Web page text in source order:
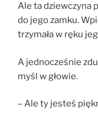
Ale ta dziewczyna
do jego zamku.
trzymała w ręku
A jednocześnie
myśl w głowie.
– Ale ty jesteś